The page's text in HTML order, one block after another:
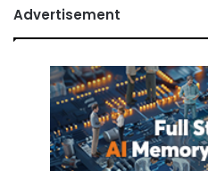
Advertisement